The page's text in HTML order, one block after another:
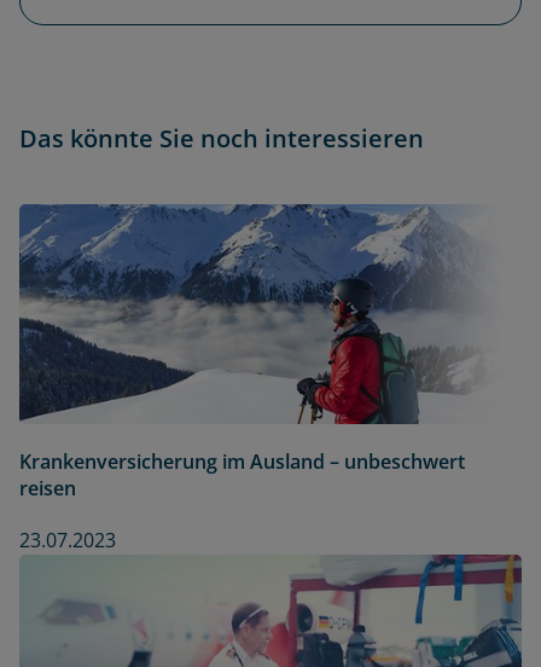
Das könnte Sie noch interessieren
Krankenversicherung im Ausland – unbeschwert
reisen
23.07.2023